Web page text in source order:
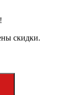
скидки.